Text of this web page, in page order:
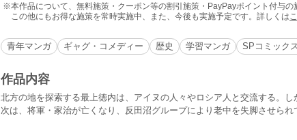
本作品について、無料施策・クーポン等の割引施策・PayPayポイント付与
この他にもお得な施策を常時実施中、また、今後も実施予定です。詳しくは
青年マンガ ギャグ・コメディー 歴史 学習マンガ SPコミック
作品内容
北方の地を探索する最上徳内は、アイヌの人々やロシア人と交流する。
次は、将軍・家治が亡くなり、反田沼グループにより老中を失脚させら